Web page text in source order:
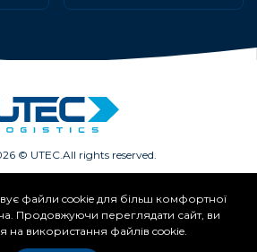
© UTEC. All rights reserved.
в асоціаціях:
файли cookie для більш комфортної
Продовжуючи переглядати сайт, ви
на використання файлів cookie.